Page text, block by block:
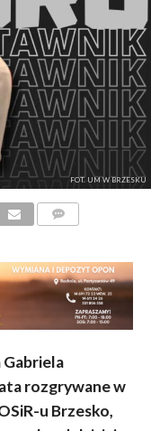
FOT. UM W BRZESKU
Gabriela
rozgrywane w
u Brzesko,